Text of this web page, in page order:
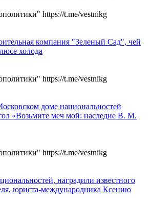
https://t.me/vestnikg
компания "Зеленый Сад", чей
холода
https://t.me/vestnikg
доме национальностей
«Возьмите меч мой: наследие В. М.
https://t.me/vestnikg
наградили известного
юриста-международника Ксению